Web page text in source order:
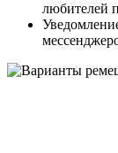
любителей